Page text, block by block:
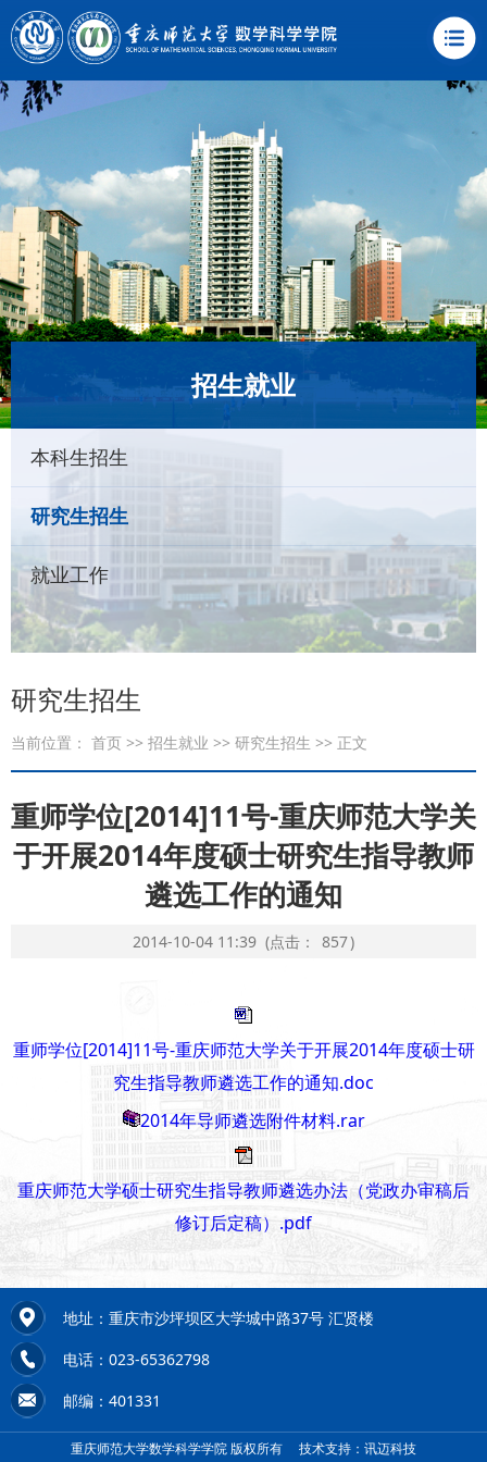
招生就业
本科生招生
研究生招生
就业工作
研究生招生
当前位置： 首页 >> 招生就业 >> 研究生招生 >> 正文
重师学位[2014]11号-重庆师范大学关
于开展2014年度硕士研究生指导教师
遴选工作的通知
2014-10-04 11:39 (点击： 857)
重师学位[2014]11号-重庆师范大学关于开展2014年度硕士研
究生指导教师遴选工作的通知.doc
2014年导师遴选附件材料.rar
重庆师范大学硕士研究生指导教师遴选办法（党政办审稿后
修订后定稿）.pdf
地址：重庆市沙坪坝区大学城中路37号 汇贤楼
电话：023-65362798
邮编：401331
重庆师范大学数学科学学院 版权所有 技术支持：讯迈科技